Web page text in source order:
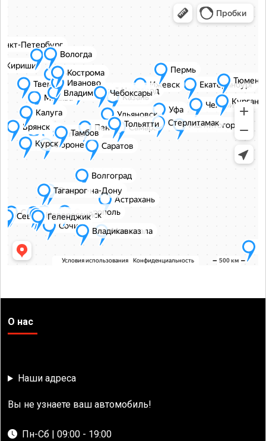
О нас
Наши адреса
Вы не узнаете ваш автомобиль!
Пн-Сб | 09:00 - 19:00